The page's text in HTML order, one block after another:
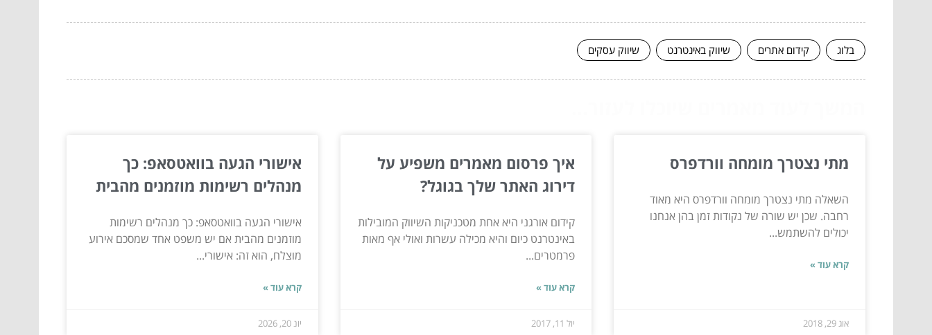
בלוג קידום אתרים שיווק באינטרנט שיווק עסקים
מתי נצטרך מומחה וורדפרס
השאלה מתי נצטרך מומחה וורדפרס היא מאוד
רחבה. שכן יש שורה של נקודות זמן בהן אנחנו
יכולים להשתמש...
קרא עוד »
אוג 29, 2018
איך פרסום מאמרים משפיע על
דירוג האתר שלך בגוגל?
קידום אורגני היא אחת מטכניקות השיווק המובילות
באינטרנט כיום והיא מכילה עשרות ואולי אף מאות
פרמטרים...
קרא עוד »
יול 11, 2017
אישורי הגעה בוואטסאפ: כך
מנהלים רשימות מוזמנים מהבית
אישורי הגעה בוואטסאפ: כך מנהלים רשימות
מוזמנים מהבית אם יש משפט אחד שמסכם אירוע
מוצלח, הוא זה: אישורי...
קרא עוד »
יונ 20, 2026